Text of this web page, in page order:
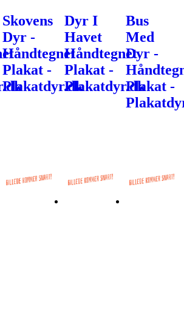
Skovens
Dyr -
Håndtegnet
Plakat -
Plakatdyr.dk
Dyr I
Havet
Håndtegnet
Plakat -
Plakatdyr.dk
Bus
Med
Dyr -
Plakat -